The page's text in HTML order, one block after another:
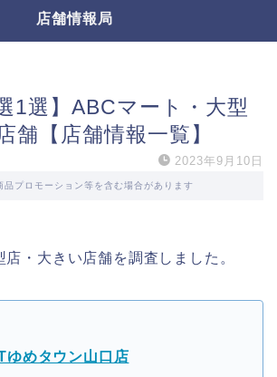
店舗情報局
1選】ABCマート・大型
舗【店舗情報一覧】
2023年9月10日
品プロモーション等を含む場合があります
・大きい店舗を調査しました。
めタウン山口店